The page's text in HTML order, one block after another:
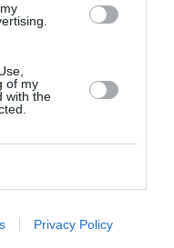
of my
with the
Privacy Policy
στα Public